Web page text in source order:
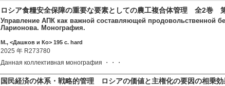
ロシア食糧安全保障の重要な要素としての農工複合体管理 全2巻
Управление АПК как важной составляющей продовольственной
Ларионова. Монография.
М., <Дашков и Ко> 195 c. hard
2025 年 R273780
Данная коллективная монография ・・・
国民経済の体系・戦略的管理 ロシアの価値と主権化の要因の相